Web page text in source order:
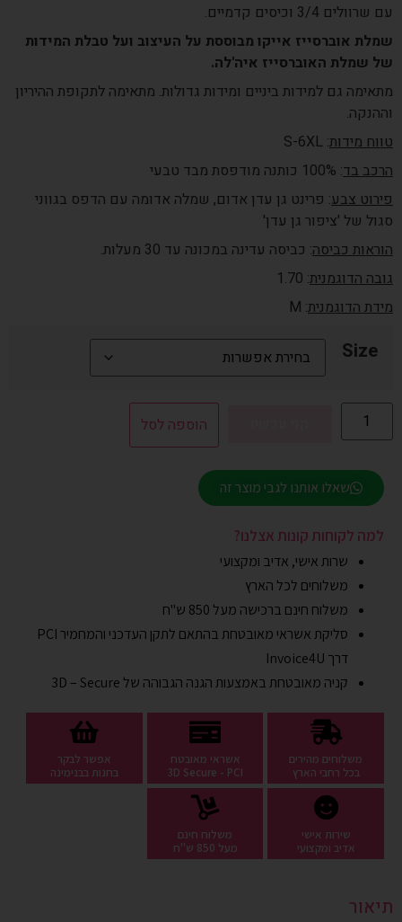
עם שרוולים 3/4 וכיסים קדמיים.
שמלת אוברסייז אייקו מבוססת על העיצוב ועל טבלת המידות
של שמלת האוברסייז איה'לה.
מתאימה גם למידות ביניים ומידות גדולות. מתאימה לתקופת ההיריון
וההנקה.
טווח מידות: S-6XL
הרכב בד: 100% כותנה מודפסת מבד טבעי
פירוט צבע: פרינט גן עדן אדום, שמלה אדומה עם הדפס בגווני
סגול של 'ציפור גן עדן'
הוראות כביסה: כביסה עדינה במכונה עד 30 מעלות.
גובה הדוגמנית: 1.70
מידת הדוגמנית: M
Size
הוספה לסל
שאלו אותנו לגבי מוצר זה
למה לקוחות קונות אצלנו?
שרות אישי, אדיב ומקצועי
משלוחים לכל הארץ
משלוח חינם ברכישה מעל 850 ש"ח
סליקת אשראי מאובטחת בהתאם לתקן העדכני והמחמיר PCI
דרך Invoice4U
קניה מאובטחת באמצעות הגנה הגבוהה של 3D – Secure
משלוחים מהירים
בכל רחבי הארץ
אשראי מאובטח
3D Secure - PCI
אפשר לבקר
בחנות בבנימינה
שירות אישי
אדיב ומקצועי
משלוח חינם
מעל 850 ש"ח
תיאור